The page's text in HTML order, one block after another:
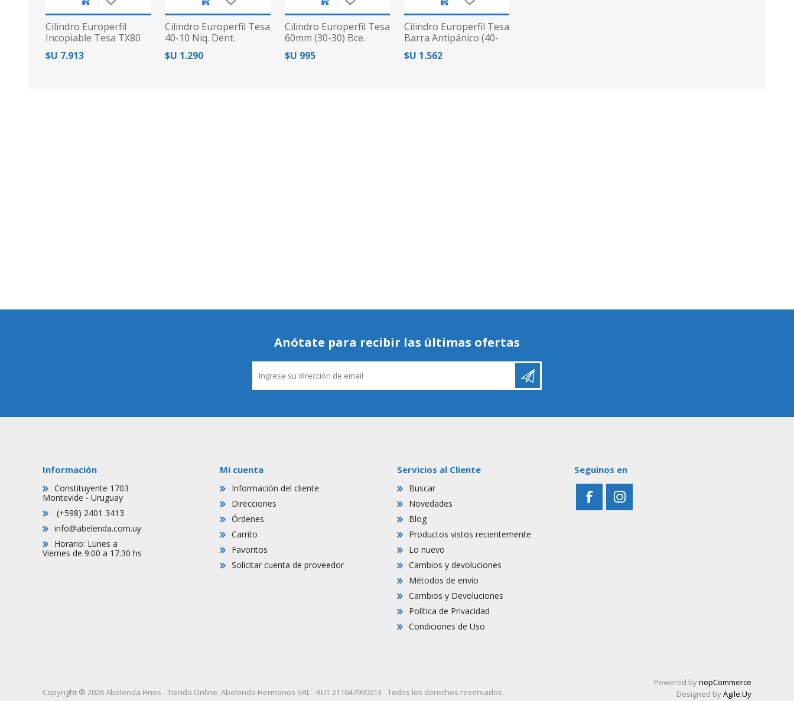
Cilindro Europerfil
Incopiable Tesa TX80
70mm (35-35) Niq
$U 7.913
Cilindro Europerfil Tesa
40-10 Niq. Dent.
$U 1.290
Cilindro Europerfil Tesa
60mm (30-30) Bce.
Dent.
$U 995
Cilindro Europerfil Tesa
Barra Antipánico (40-
10)
$U 1.562
Anótate para recibir las últimas ofertas
Información
Constituyente 1703
Montevide - Uruguay
(+598) 2401 3413
info@abelenda.com.uy
Horario: Lunes a
Viernes de 9:00 a 17.30 hs
Mi cuenta
Información del cliente
Direcciones
Órdenes
Carrito
Favoritos
Solicitar cuenta de proveedor
Servicios al Cliente
Buscar
Novedades
Blog
Productos vistos recientemente
Lo nuevo
Cambios y devoluciones
Métodos de envío
Cambios y Devoluciones
Política de Privacidad
Condiciones de Uso
Seguinos en
Copyright ® 2026 Abelenda Hnos - Tienda Online. Abelenda Hermanos SRL - RUT 211047990013 - Todos los derechos reservados.
Powered bynopCommerce
Designed byAgile.Uy